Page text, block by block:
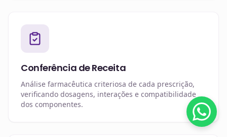
Conferência de Receita
Análise farmacêutica criteriosa de cada prescrição,
verificando dosagens, interações e compatibilidade
dos componentes.